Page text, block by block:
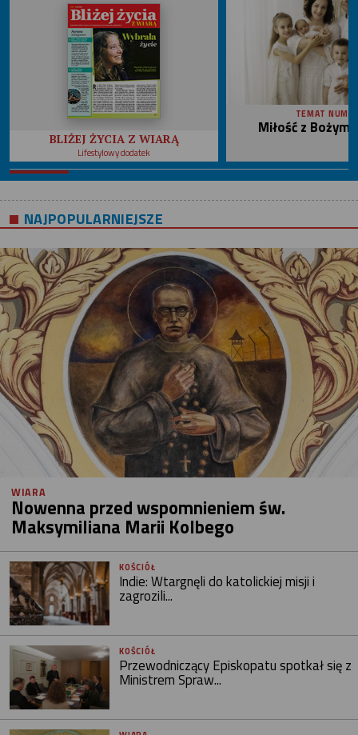
BLIŻEJ ŻYCIA Z WIARĄ
Lifestylowy dodatek
TEMAT
Miłość z
NAJPOPULARNIEJSZE
WIARA
Nowenna przed wspomnieniem św.
Maksymiliana Marii Kolbego
KOŚCIÓŁ
Indie: Wtargnęli do katolickiej misji i
zagrozili...
KOŚCIÓŁ
Przewodniczący Episkopatu spotkał się z
Ministrem Spraw...